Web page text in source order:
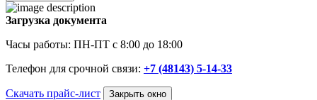
Загрузка документа
Часы работы: ПН-ПТ с 8:00 до 18:00
Телефон для срочной связи: +7 (48143) 5-14-33
Скачать прайс-лист Закрыть окно